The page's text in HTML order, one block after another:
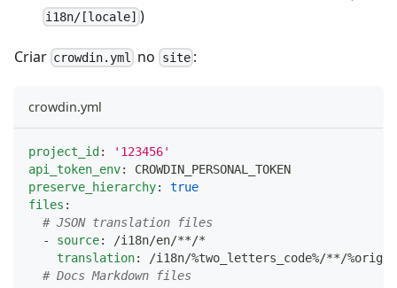
i18n/[locale] )
Criar crowdin.yml no site:
crowdin.yml
project_id :
'123456'
api_token_env:
CROWDIN_PERSONAL_TOKEN
preserve_hierarchy:
true
files :
# JSON translation files
-
source: /i18n/en/**/*
translation: /i18n/%two_letters_code%/**/
# Docs Markdown files